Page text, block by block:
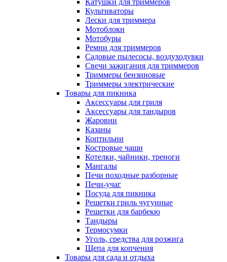
Катушки для триммеров
Культиваторы
Лески для триммера
Мотоблоки
Мотобуры
Ремни для триммеров
Садовые пылесосы, воздуходувки
Свечи зажигания для триммеров
Триммеры бензиновые
Триммеры электрические
Товары для пикника
Аксессуары для гриля
Аксессуары для тандыров
Жаровни
Казаны
Коптильни
Костровые чаши
Котелки, чайники, треноги
Мангалы
Печи походные разборные
Печи-учаг
Посуда для пикника
Решетки гриль чугунные
Решетки для барбекю
Тандыры
Термосумки
Уголь, средства для розжига
Щепа для копчения
Товары для сада и отдыха